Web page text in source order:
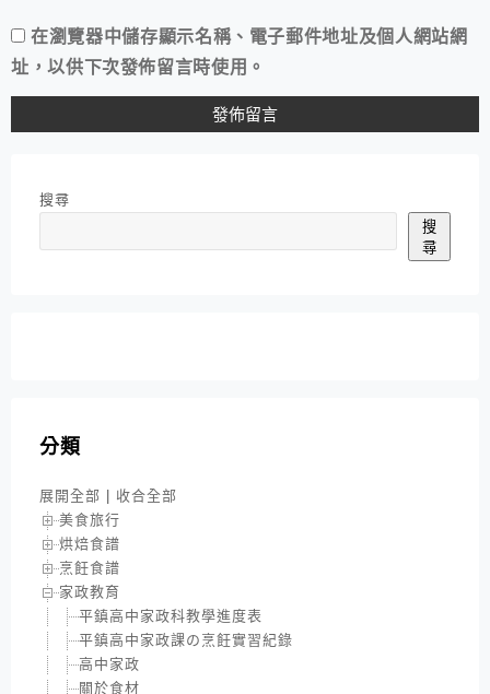
在瀏覽器中儲存顯示名稱、電子郵件地址及個人網站網
址，以供下次發佈留言時使用。
搜尋
搜
尋
分類
展開全部
收合全部
美食旅行
烘焙食譜
烹飪食譜
家政教育
平鎮高中家政科教學進度表
平鎮高中家政課の烹飪實習紀錄
高中家政
關於食材